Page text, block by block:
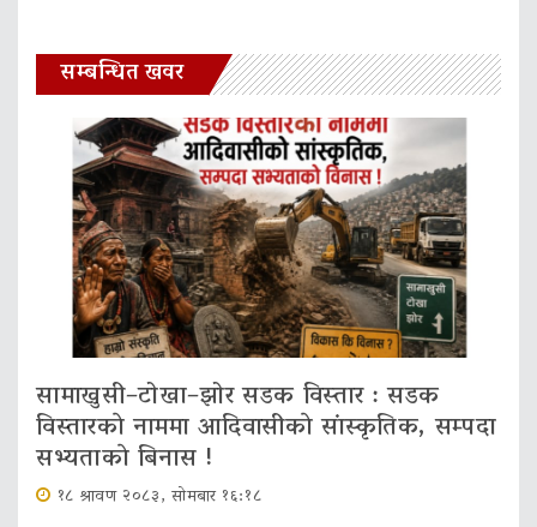
सम्बन्धित खवर
सामाखुसी–टोखा–झोर सडक विस्तार : सडक
विस्तारकाे नाममा आदिवासीकाे सांस्कृतिक, सम्पदा
सभ्यताकाे बिनास !
१८ श्रावण २०८३, सोमबार १६:१८